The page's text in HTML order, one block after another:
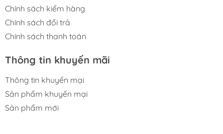
Chính sách kiểm hàng
Chính sách đổi trả
Chính sách thanh toán
Thông tin khuyến mãi
Thông tin khuyến mại
Sản phẩm khuyến mại
Sản phẩm mới